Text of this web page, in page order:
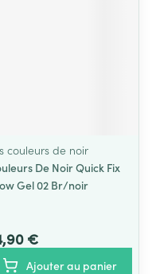
couleurs de noir
De Noir Quick Fix
Gel 02 Br/noir
€
Ajouter au panier